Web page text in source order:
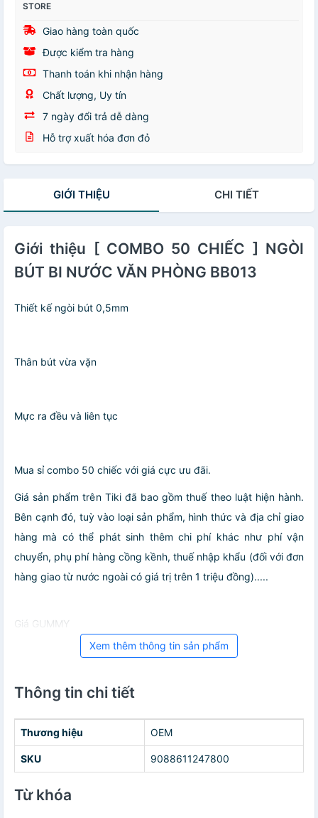
STORE
Giao hàng toàn quốc
Được kiểm tra hàng
Thanh toán khi nhận hàng
Chất lượng, Uy tín
7 ngày đổi trả dễ dàng
Hỗ trợ xuất hóa đơn đỏ
GIỚI THIỆU CHI TIẾT
Giới thiệu [ COMBO 50 CHIẾC ] NGÒI
BÚT BI NƯỚC VĂN PHÒNG BB013
Thiết kế ngòi bút 0,5mm
Thân bút vừa vặn
Mực ra đều và liên tục
Mua sỉ combo 50 chiếc với giá cực ưu đãi.
Giá sản phẩm trên Tiki đã bao gồm thuế theo luật hiện hành.
Bên cạnh đó, tuỳ vào loại sản phẩm, hình thức và địa chỉ giao
hàng mà có thể phát sinh thêm chi phí khác như phí vận
chuyển, phụ phí hàng cồng kềnh, thuế nhập khẩu (đối với đơn
hàng giao từ nước ngoài có giá trị trên 1 triệu đồng).....
Giá GUMMY
Xem thêm thông tin sản phẩm
Thông tin chi tiết
Thương hiệu OEM
SKU 9088611247800
Từ khóa